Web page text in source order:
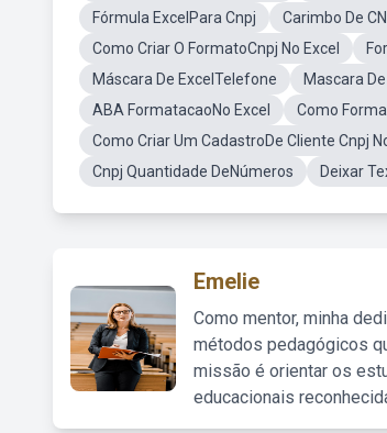
Fórmula ExcelPara Cnpj
Carimbo De
Como Criar O FormatoCnpj No Excel
Máscara De ExcelTelefone
Mascara De
ABA FormatacaoNo Excel
Como
Como Criar Um CadastroDe Cliente Cnpj
Cnpj Quantidade DeNúmeros
Deixar
Emelie
Como mentor, minha
métodos pedagógicos
missão é orientar os
educacionais